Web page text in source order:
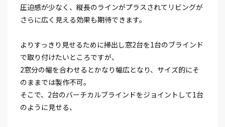
圧迫感が少なく、縦長のラインがプラスされてリビングが
さらに広く見える効果も期待できます。
よりすっきり見せるために掃出し窓2台を1台のブラインド
で取り付けたいところですが、
2窓分の幅を合わせるとかなり幅広となり、サイズ的にそ
のままでは製作不可。
そこで、2台のバーチカルブラインドをジョイントして1台
のように見せる、